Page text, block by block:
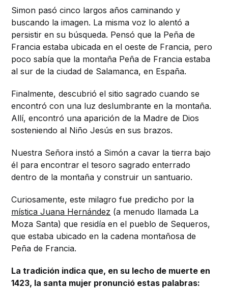
Simon pasó cinco largos años caminando y
buscando la imagen. La misma voz lo alentó a
persistir en su búsqueda. Pensó que la Peña de
Francia estaba ubicada en el oeste de Francia, pero
poco sabía que la montaña Peña de Francia estaba
al sur de la ciudad de Salamanca, en España.
Finalmente, descubrió el sitio sagrado cuando se
encontró con una luz deslumbrante en la montaña.
Allí, encontró una aparición de la Madre de Dios
sosteniendo al Niño Jesús en sus brazos.
Nuestra Señora instó a Simón a cavar la tierra bajo
él para encontrar el tesoro sagrado enterrado
dentro de la montaña y construir un santuario.
Curiosamente, este milagro fue predicho por la
mística Juana Hernández (a menudo llamada La
Moza Santa) que residía en el pueblo de Sequeros,
que estaba ubicado en la cadena montañosa de
Peña de Francia.
La tradición indica que, en su lecho de muerte en
1423, la santa mujer pronunció estas palabras: